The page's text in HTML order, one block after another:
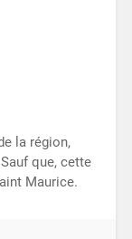
la région,
que, cette
Maurice.